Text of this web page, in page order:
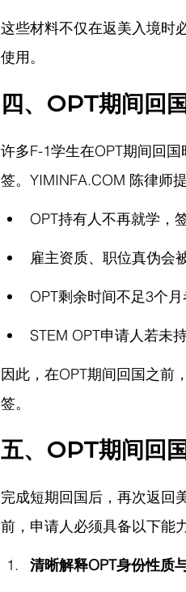
这些材料不仅在返美入境时
使用。
四、OPT期间回
许多F-1学生在OPT期间回
签。 YIMINFA.COM 陈律师
OPT持有人不再就学，
雇主资质、职位真伪会
OPT剩余时间不足3个
STEM OPT申请人若未
因此，在OPT期间回国之前
签。
五、OPT期间回
完成短期回国后，再次返回
前，申请人必须具备以下能
清晰解释OPT身份性质